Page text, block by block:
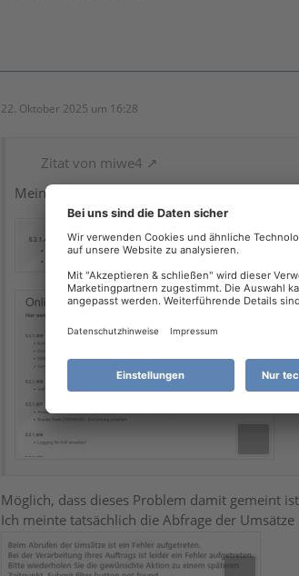
22. Oktober 2025 um 16:28
Zitat von miwe4
Meinst Du das?
Möglich, dass dieses Problem damit gemeint
Ich meinte tatsächlich die Abfrage der